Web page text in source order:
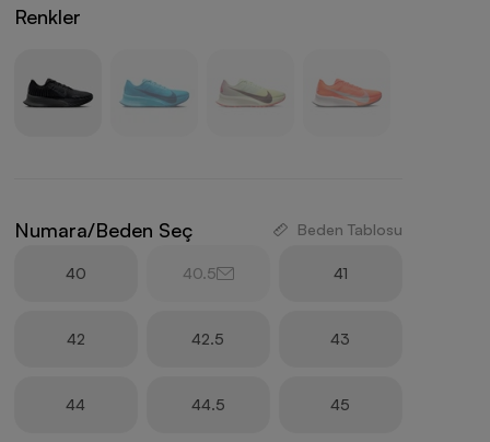
Renkler
Numara/Beden Seç Beden Tablosu
40 40.5 41
42 42.5 43
44 44.5 45